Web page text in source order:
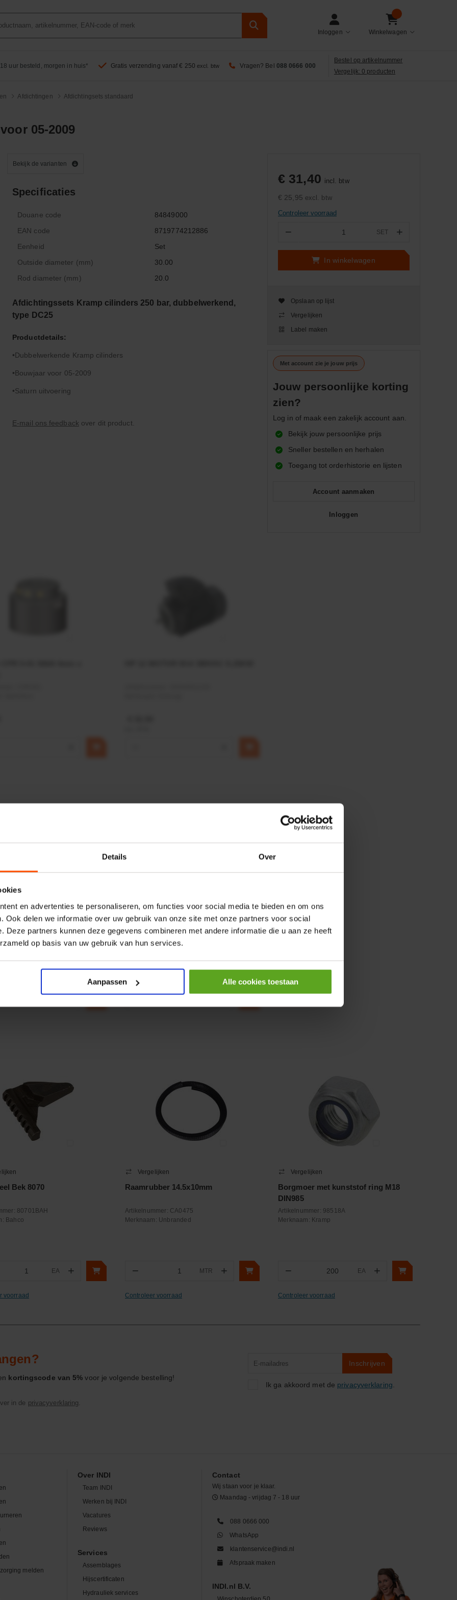
Details Over
en advertenties te personaliseren, om functies voor social media te bieden en om ons
Ook delen we informatie over uw gebruik van onze site met onze partners voor social
Deze partners kunnen deze gegevens combineren met andere informatie die u aan ze heeft
op basis van uw gebruik van hun services.
Aanpassen Alle cookies toestaan
Inloggen Winkelwagen
uur besteld, morgen in huis* Gratis verzending vanaf € 250 excl. btw Vragen? Bel 088 0666 000
Bestel op artikelnummer
Vergelijk: 0 producten
Afdichtingen Afdichtingsets standaard
05-2009
Bekijk de varianten
Specificaties
Douane code
84849000
EAN code
8719774212886
Eenheid
Set
Outside diameter (mm)
30.00
Rod diameter (mm)
20.0
Afdichtingssets Kramp cilinders 250 bar, dubbelwerkend,
type DC25
Productdetails:
Dubbelwerkende Kramp cilinders
Bouwjaar voor 05-2009
Saturn uitvoering
E-mail ons feedback over dit product.
€ 31,40 incl. btw
€ 25,95 excl. btw
Controleer voorraad
− SET +
In winkelwagen
Opslaan op lijst
Vergelijken
Label maken
Met account zie je jouw prijs
Jouw persoonlijke korting
zien?
Log in of maak een zakelijk account aan.
Bekijk jouw persoonlijke prijs
Sneller bestellen en herhalen
Toegang tot orderhistorie en lijsten
Account aanmaken
Inloggen
5-01 50kN 4mm x
CPR501
+
HP 12 MOTOR B14 380VAC 0,25KW
Artikelnummer:
€ 32,50
incl. BTW
−
Bek 8070
80701BAH
Bahco
EA +
voorraad
Vergelijken
Raamrubber 14.5x10mm
Artikelnummer: CA0475
Merknaam: Unbranded
− MTR +
Controleer voorraad
Vergelijken
Borgmoer met kunststof ring M18
DIN985
Artikelnummer: 98518A
Merknaam: Kramp
− EA +
Controleer voorraad
kortingscode van 5% voor je volgende bestelling!
in de privacyverklaring.
Inschrijven
Ik ga akkoord met de privacyverklaring
melden
Over INDI
Team INDI
Werken bij INDI
Vacatures
Reviews
Services
Assemblages
Hijscertificaten
Hydrauliek services
Contact
Wij staan voor je klaar.
Maandag - vrijdag 7 - 18 uur
088 0666 000
WhatsApp
klantenservice@indi.nl
Afspraak maken
INDI.nl B.V.